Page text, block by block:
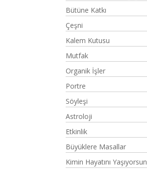
Bütüne Katkı
Çeşni
Kalem Kutusu
Mutfak
Organik İşler
Portre
Söyleşi
Astroloji
Etkinlik
Büyüklere Masallar
Kimin Hayatını Yaşıyorsun